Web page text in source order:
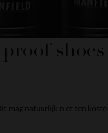
shoes
mag natuurlijk niet ten